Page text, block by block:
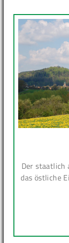
Der staatlich
das östliche